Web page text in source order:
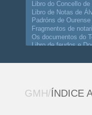
GMH/ÍNDICE